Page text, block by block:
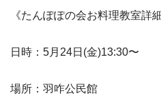
《たんぽぽの会お料理教室詳細
日時：5月24日(金)13:30〜
場所：羽咋公民館